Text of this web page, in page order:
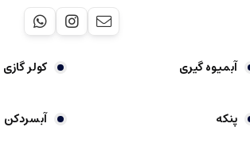
آبمیوه گیری کولر گازی
پنکه آبسردکن